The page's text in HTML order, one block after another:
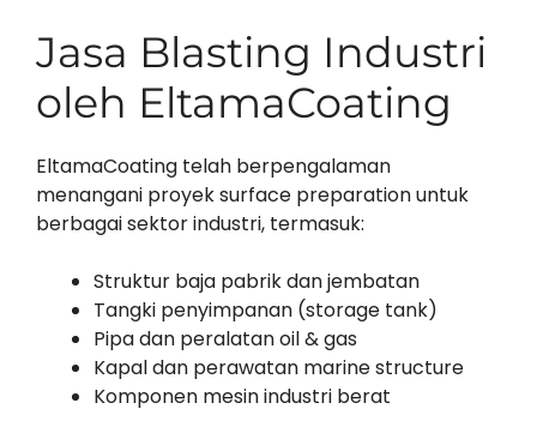
Jasa Blasting Industri
oleh EltamaCoating
EltamaCoating telah berpengalaman
menangani proyek surface preparation untuk
berbagai sektor industri, termasuk:
Struktur baja pabrik dan jembatan
Tangki penyimpanan (storage tank)
Pipa dan peralatan oil & gas
Kapal dan perawatan marine structure
Komponen mesin industri berat